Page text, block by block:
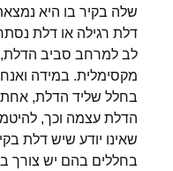
שלה בקיר בו היא נמצאת.
דלת רגילה או דלת נסתרת
לב למרחב סביב הדלת,
מקסימלית. במידה ואנחנו
בחלל שליד הדלת, אחת
הדלת עצמה וכך, להיטמע
שאינו יודע שיש דלת בקיר
בחללים בהם יש צורך